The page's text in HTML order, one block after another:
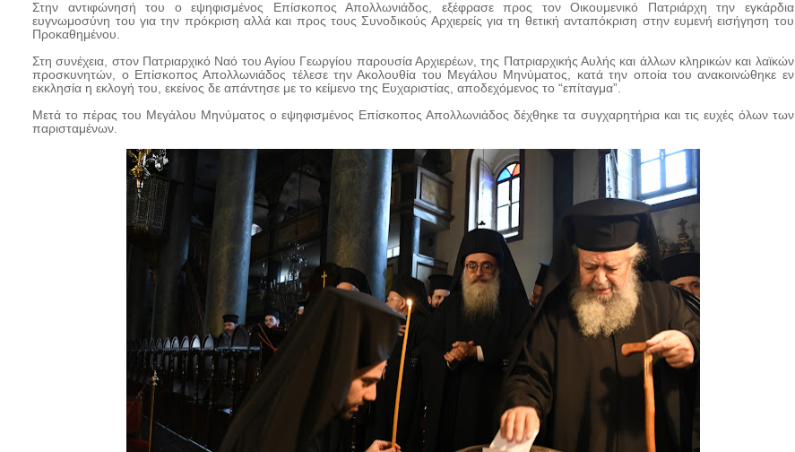
Στην αντιφώνησή του ο εψηφισμένος Επίσκοπος Απολλωνιάδος, εξέφρασε προς τον Οικουμενικό Πατριάρχη την εγκάρδια
ευγνωμοσύνη του για την πρόκριση αλλά και προς τους Συνοδικούς Αρχιερείς για τη θετική ανταπόκριση στην ευμενή εισήγηση του
Προκαθημένου.
Στη συνέχεια, στον Πατριαρχικό Ναό του Αγίου Γεωργίου παρουσία Αρχιερέων, της Πατριαρχικής Αυλής και άλλων κληρικών και λαϊκών
προσκυνητών, ο Επίσκοπος Απολλωνιάδος τέλεσε την Ακολουθία του Μεγάλου Μηνύματος, κατά την οποία του ανακοινώθηκε εν
εκκλησία η εκλογή του, εκείνος δε απάντησε με το κείμενο της Ευχαριστίας, αποδεχόμενος το “επίταγμα”.
Μετά το πέρας του Μεγάλου Μηνύματος ο εψηφισμένος Επίσκοπος Απολλωνιάδος δέχθηκε τα συγχαρητήρια και τις ευχές όλων των
παρισταμένων.